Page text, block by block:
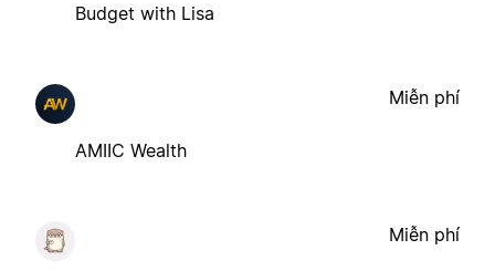
Budget with Lisa
AMIIC Wealth
Miễn phí
Miễn phí